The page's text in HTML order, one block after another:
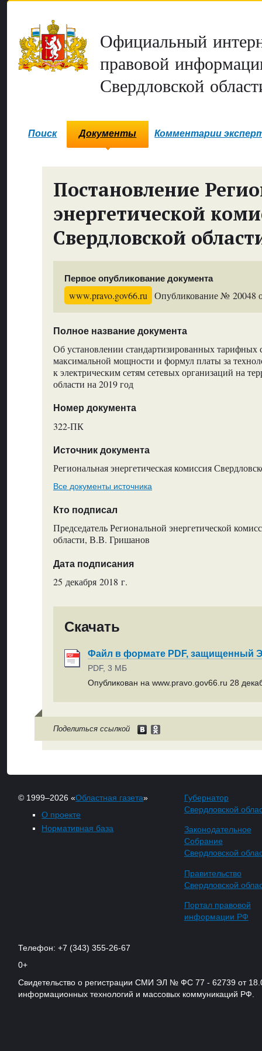
Официальный
правовой
Свердловской
Поиск Документы Комментарии
Постановление
энергетической
Свердловской
Первое опубликование документа
www.pravo.gov66.ru Опубликование № 20048
Полное название документа
Об установлении стандартизированных тарифных
максимальной мощности и формул платы за
к электрическим сетям сетевых организаций на
области на 2019 год
Номер документа
322-ПК
Источник документа
Региональная энергетическая комиссия
Все документы источника
Кто подписал
Председатель Региональной энергетической
области, В.В. Гришанов
Дата подписания
25 декабря 2018 г.
Скачать
Файл в формате PDF, защищенный
PDF, 3 МБ
Опубликован на www.pravo.gov66.ru 28
Поделиться ссылкой
© 1999–2026 «Областная газета»
О проекте
Нормативная база
Губернатор
Свердловской
Законодательное
Собрание
Свердловской
Правительство
Свердловской
Портал правовой
информации РФ
Телефон: +7 (343) 355-26-67
0+
Свидетельство о регистрации СМИ ЭЛ № ФС 77 - 62739 от
информационных технологий и массовых коммуникаций РФ.